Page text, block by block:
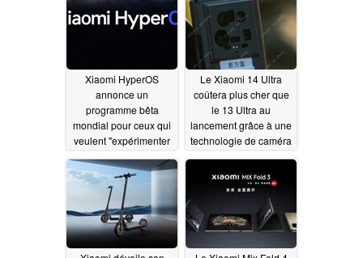
Xiaomi HyperOS
annonce un
programme bêta
mondial pour ceux qui
veulent "expérimenter
les nouvelles
fonctionnalités plus tôt"
02/02/2024
Le Xiaomi 14 Ultra
coûtera plus cher que
le 13 Ultra au
lancement grâce à une
technologie de caméra
inédite02/01/2024